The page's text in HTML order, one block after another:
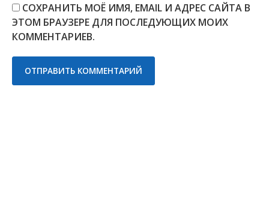
СОХРАНИТЬ МОЁ ИМЯ, EMAIL И АДРЕС САЙТА В
ЭТОМ БРАУЗЕРЕ ДЛЯ ПОСЛЕДУЮЩИХ МОИХ
КОММЕНТАРИЕВ.